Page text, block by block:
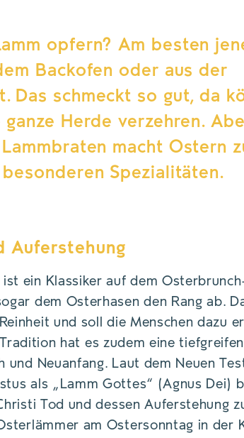
opfern? Am besten
Backofen oder aus der
Das schmeckt so gut, da
Herde verzehren.
macht Ostern
Spezialitäten.
Auferstehung
ein Klassiker auf dem
dem Osterhasen den Rang ab.
und soll die Menschen dazu
hat es zudem eine
Neuanfang. Laut dem Neuen
als „Lamm Gottes“ (Agnus Dei)
Tod und dessen Auferstehung
am Ostersonntag in der